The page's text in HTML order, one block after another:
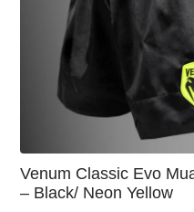
Venum Classic Evo
– Black/ Neon Yellow